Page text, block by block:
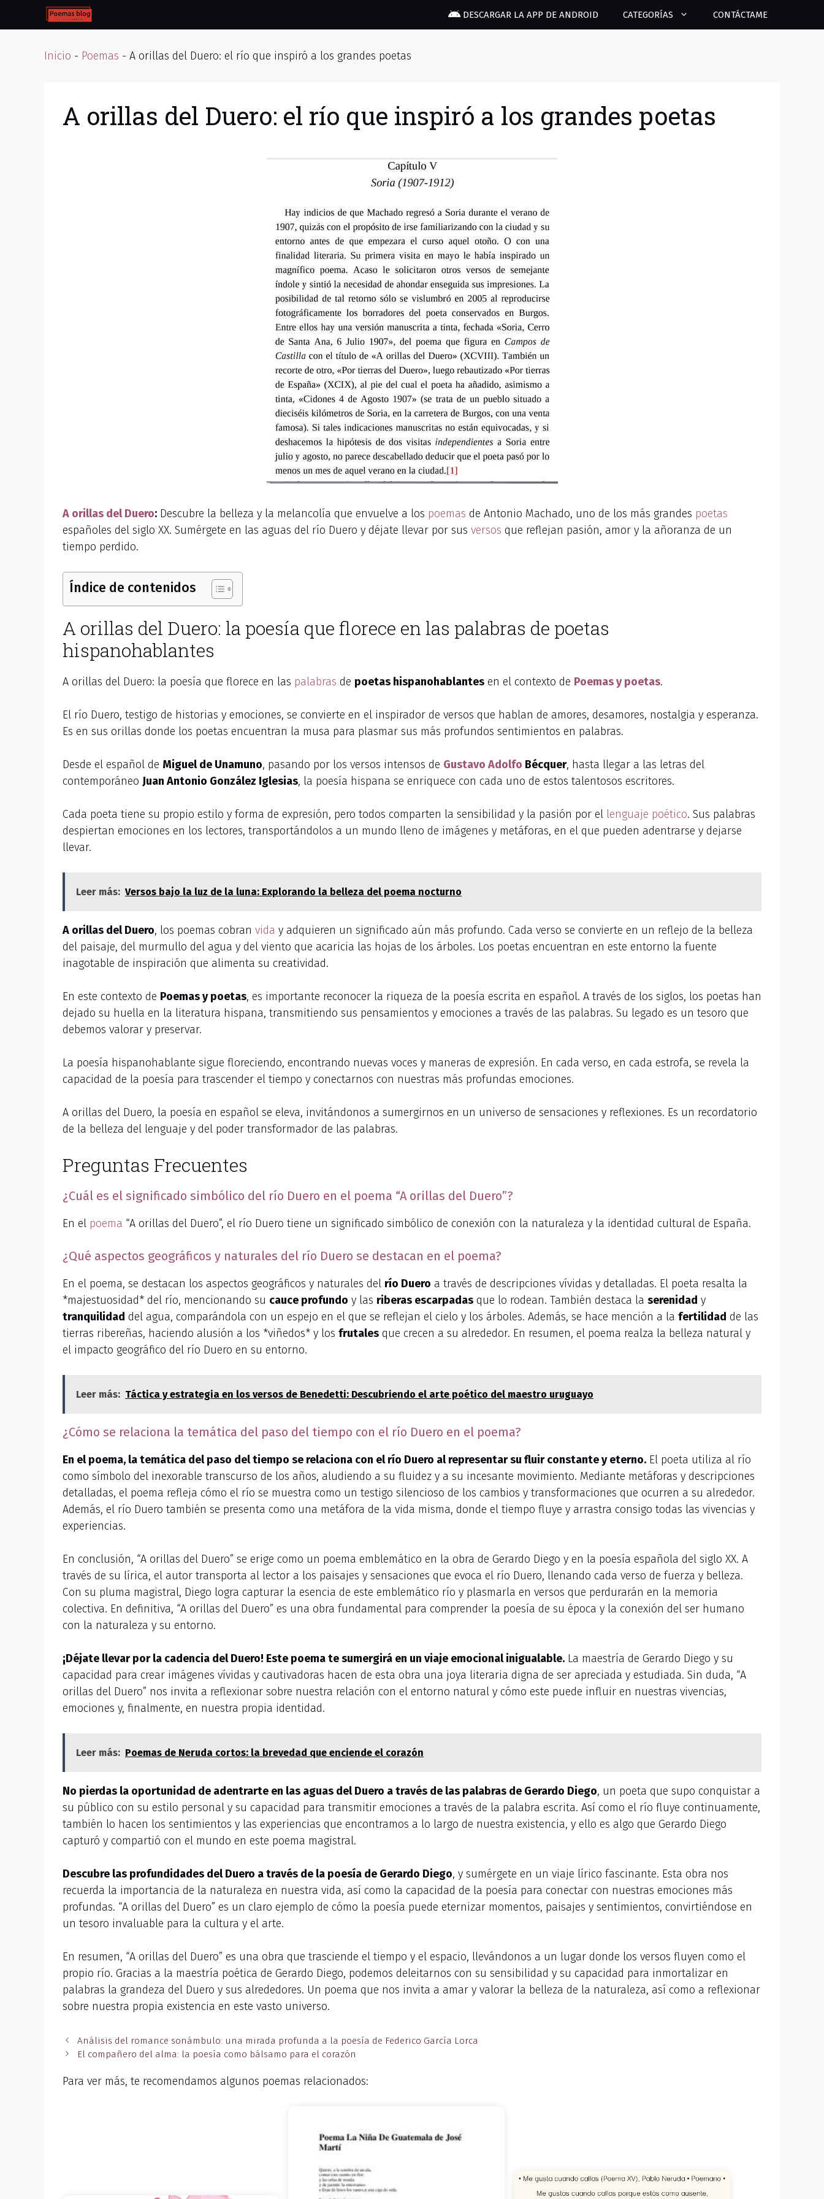
DESCARGAR LA APP DE ANDROID CATEGORÍAS CONTÁCTAME
Inicio - Poemas - A orillas del Duero: el río que inspiró a los grandes poetas
A orillas del Duero: el río que inspiró a los grandes poetas
A orillas del Duero: Descubre la belleza y la melancolía que envuelve a los poemas de Antonio Machado, uno de los más grandes poetas
españoles del siglo XX. Sumérgete en las aguas del río Duero y déjate llevar por sus versos que reflejan pasión, amor y la añoranza de un
tiempo perdido.
Índice de contenidos
A orillas del Duero: la poesía que florece en las palabras de poetas
hispanohablantes
A orillas del Duero: la poesía que florece en las palabras de poetas hispanohablantes en el contexto de Poemas y poetas.
El río Duero, testigo de historias y emociones, se convierte en el inspirador de versos que hablan de amores, desamores, nostalgia y esperanza.
Es en sus orillas donde los poetas encuentran la musa para plasmar sus más profundos sentimientos en palabras.
Desde el español de Miguel de Unamuno, pasando por los versos intensos de Gustavo Adolfo Bécquer, hasta llegar a las letras del
contemporáneo Juan Antonio González Iglesias, la poesía hispana se enriquece con cada uno de estos talentosos escritores.
Cada poeta tiene su propio estilo y forma de expresión, pero todos comparten la sensibilidad y la pasión por el lenguaje poético. Sus palabras
despiertan emociones en los lectores, transportándolos a un mundo lleno de imágenes y metáforas, en el que pueden adentrarse y dejarse
llevar.
Leer más: Versos bajo la luz de la luna: Explorando la belleza del poema nocturno
A orillas del Duero, los poemas cobran vida y adquieren un significado aún más profundo. Cada verso se convierte en un reflejo de la belleza
del paisaje, del murmullo del agua y del viento que acaricia las hojas de los árboles. Los poetas encuentran en este entorno la fuente
inagotable de inspiración que alimenta su creatividad.
En este contexto de Poemas y poetas, es importante reconocer la riqueza de la poesía escrita en español. A través de los siglos, los poetas han
dejado su huella en la literatura hispana, transmitiendo sus pensamientos y emociones a través de las palabras. Su legado es un tesoro que
debemos valorar y preservar.
La poesía hispanohablante sigue floreciendo, encontrando nuevas voces y maneras de expresión. En cada verso, en cada estrofa, se revela la
capacidad de la poesía para trascender el tiempo y conectarnos con nuestras más profundas emociones.
A orillas del Duero, la poesía en español se eleva, invitándonos a sumergirnos en un universo de sensaciones y reflexiones. Es un recordatorio
de la belleza del lenguaje y del poder transformador de las palabras.
Preguntas Frecuentes
¿Cuál es el significado simbólico del río Duero en el poema “A orillas del Duero”?
En el poema “A orillas del Duero”, el río Duero tiene un significado simbólico de conexión con la naturaleza y la identidad cultural de España.
¿Qué aspectos geográficos y naturales del río Duero se destacan en el poema?
En el poema, se destacan los aspectos geográficos y naturales del río Duero a través de descripciones vívidas y detalladas. El poeta resalta la
*majestuosidad* del río, mencionando su cauce profundo y las riberas escarpadas que lo rodean. También destaca la serenidad y
tranquilidad del agua, comparándola con un espejo en el que se reflejan el cielo y los árboles. Además, se hace mención a la fertilidad de las
tierras ribereñas, haciendo alusión a los *viñedos* y los frutales que crecen a su alrededor. En resumen, el poema realza la belleza natural y
el impacto geográfico del río Duero en su entorno.
Leer más: Táctica y estrategia en los versos de Benedetti: Descubriendo el arte poético del maestro uruguayo
¿Cómo se relaciona la temática del paso del tiempo con el río Duero en el poema?
En el poema, la temática del paso del tiempo se relaciona con el río Duero al representar su fluir constante y eterno. El poeta utiliza al río
como símbolo del inexorable transcurso de los años, aludiendo a su fluidez y a su incesante movimiento. Mediante metáforas y descripciones
detalladas, el poema refleja cómo el río se muestra como un testigo silencioso de los cambios y transformaciones que ocurren a su alrededor.
Además, el río Duero también se presenta como una metáfora de la vida misma, donde el tiempo fluye y arrastra consigo todas las vivencias y
experiencias.
En conclusión, “A orillas del Duero” se erige como un poema emblemático en la obra de Gerardo Diego y en la poesía española del siglo XX. A
través de su lírica, el autor transporta al lector a los paisajes y sensaciones que evoca el río Duero, llenando cada verso de fuerza y belleza.
Con su pluma magistral, Diego logra capturar la esencia de este emblemático río y plasmarla en versos que perdurarán en la memoria
colectiva. En definitiva, “A orillas del Duero” es una obra fundamental para comprender la poesía de su época y la conexión del ser humano
con la naturaleza y su entorno.
¡Déjate llevar por la cadencia del Duero! Este poema te sumergirá en un viaje emocional inigualable. La maestría de Gerardo Diego y su
capacidad para crear imágenes vívidas y cautivadoras hacen de esta obra una joya literaria digna de ser apreciada y estudiada. Sin duda, “A
orillas del Duero” nos invita a reflexionar sobre nuestra relación con el entorno natural y cómo este puede influir en nuestras vivencias,
emociones y, finalmente, en nuestra propia identidad.
Leer más: Poemas de Neruda cortos: la brevedad que enciende el corazón
No pierdas la oportunidad de adentrarte en las aguas del Duero a través de las palabras de Gerardo Diego, un poeta que supo conquistar a
su público con su estilo personal y su capacidad para transmitir emociones a través de la palabra escrita. Así como el río fluye continuamente,
también lo hacen los sentimientos y las experiencias que encontramos a lo largo de nuestra existencia, y ello es algo que Gerardo Diego
capturó y compartió con el mundo en este poema magistral.
Descubre las profundidades del Duero a través de la poesía de Gerardo Diego, y sumérgete en un viaje lírico fascinante. Esta obra nos
recuerda la importancia de la naturaleza en nuestra vida, así como la capacidad de la poesía para conectar con nuestras emociones más
profundas. “A orillas del Duero” es un claro ejemplo de cómo la poesía puede eternizar momentos, paisajes y sentimientos, convirtiéndose en
un tesoro invaluable para la cultura y el arte.
En resumen, “A orillas del Duero” es una obra que trasciende el tiempo y el espacio, llevándonos a un lugar donde los versos fluyen como el
propio río. Gracias a la maestría poética de Gerardo Diego, podemos deleitarnos con su sensibilidad y su capacidad para inmortalizar en
palabras la grandeza del Duero y sus alrededores. Un poema que nos invita a amar y valorar la belleza de la naturaleza, así como a reflexionar
sobre nuestra propia existencia en este vasto universo.
Análisis del romance sonámbulo: una mirada profunda a la poesía de Federico García Lorca
El compañero del alma: la poesía como bálsamo para el corazón
Para ver más, te recomendamos algunos poemas relacionados: